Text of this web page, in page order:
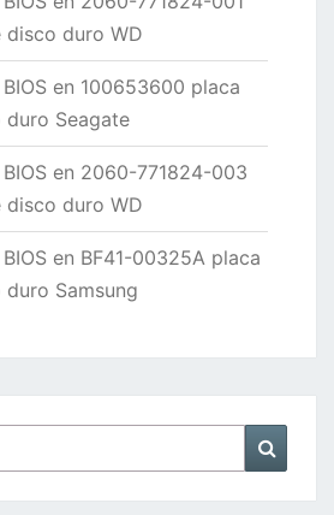
duro WD
en 100653600 placa
Seagate
en 2060-771824-003
duro WD
en BF41-00325A placa
Samsung